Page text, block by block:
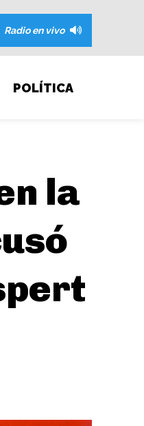
Radio en vivo
POLÍTICA
la